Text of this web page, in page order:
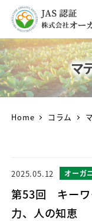
マ
Home コラム
第53回 キー
力、人の知恵
2025.05.12 オーガ